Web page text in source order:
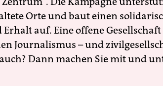
Orte und baut einen
Erhalt auf. Eine offene
Journalismus – und
Dann machen Sie mit und